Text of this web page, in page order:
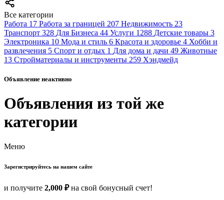
Все категории
Работа 17 Работа за границей 207 Недвижимость 23
Транспорт 328 Для Бизнеса 44 Услуги 1288 Детские товары 3
Электроника 10 Мода и стиль 6 Красота и здоровье 4 Хобби и
развлечения 5 Спорт и отдых 1 Для дома и дачи 49 Животные
13 Стройматериалы и инструменты 259 Хэндмейд
Объявление неактивно
Объявления из той же
категории
Меню
Зарегистрируйтесь на нашем сайте
и получите 2,000 ₽на свой бонусный счет!